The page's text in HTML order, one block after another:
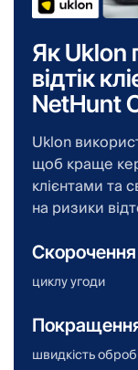
Як Uklon
відтік
NetHunt
Uklon
щоб краще
клієнтами та
на ризики
Скорочення
циклу угоди
швидкість